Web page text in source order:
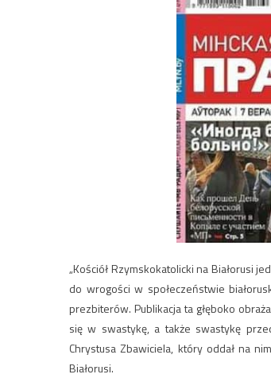
„Kościół Rzymskokatolicki na Białorusi
do wrogości w społeczeństwie
prezbiterów. Publikacja ta głęboko
się w swastykę, a także swastykę
Chrystusa Zbawiciela, który oddał na
Białorusi.